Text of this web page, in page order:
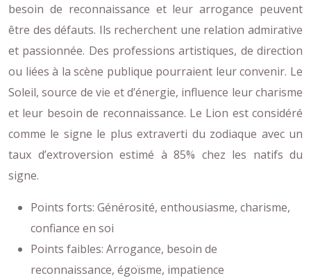
besoin de reconnaissance et leur arrogance peuvent
être des défauts. Ils recherchent une relation admirative
et passionnée. Des professions artistiques, de direction
ou liées à la scène publique pourraient leur convenir. Le
Soleil, source de vie et d’énergie, influence leur charisme
et leur besoin de reconnaissance. Le Lion est considéré
comme le signe le plus extraverti du zodiaque avec un
taux d’extroversion estimé à 85% chez les natifs du
signe.
Points forts: Générosité, enthousiasme, charisme,
confiance en soi
Points faibles: Arrogance, besoin de
reconnaissance, égoïsme, impatience